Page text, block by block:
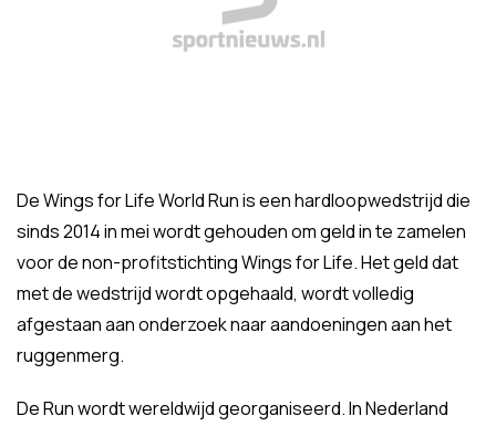
De Wings for Life World Run is een hardloopwedstrijd die
sinds 2014 in mei wordt gehouden om geld in te zamelen
voor de non-profitstichting Wings for Life. Het geld dat
met de wedstrijd wordt opgehaald, wordt volledig
afgestaan aan onderzoek naar aandoeningen aan het
ruggenmerg.
De Run wordt wereldwijd georganiseerd. In Nederland